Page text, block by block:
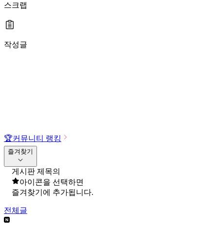
스크랩
작성글
🏆커뮤니티 랭킹
즐겨찾기
게시판 제목의
아이콘을 선택하면
즐겨찾기에 추가됩니다.
전체글